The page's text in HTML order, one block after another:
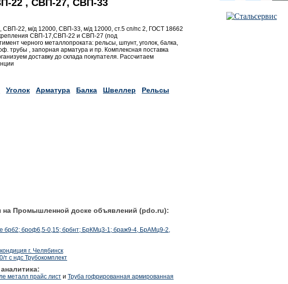
22 , СВП-27, СВП-33
СВП-22, м/д 12000, СВП-33, м/д 12000, ст.5 сп/пс 2, ГОСТ 18662
крепления СВП-17,СВП-22 и СВП-27 (под
черного металлопроката: рельсы, шпунт, уголок, балка,
трубы , запорная арматура и пр. Комплексная поставка
доставку до склада покупателя. Рассчитаем
Уголок Арматура Балка Швеллер Рельсы
на Промышленной доске объявлений (pdo.ru):
брб2; броф6,5-0,15; брбнт; БрКМц3-1; браж9-4, БрАМц9-2,
г. Челябинск
с ндс Трубокомплект
металл прайс лист и Труба гофрированная армированная